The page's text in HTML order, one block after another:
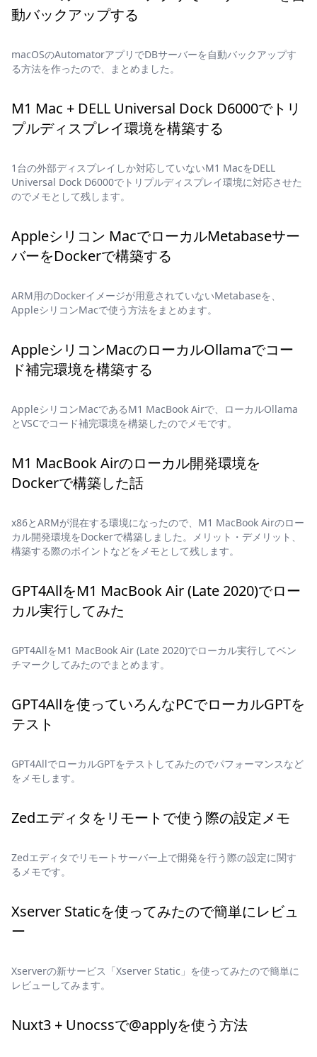
動バックアップする
macOSのAutomatorアプリでDBサーバーを自動バックアップす
る方法を作ったので、まとめました。
M1 Mac + DELL Universal Dock D6000でトリ
プルディスプレイ環境を構築する
1台の外部ディスプレイしか対応していないM1 MacをDELL
Universal Dock D6000でトリプルディスプレイ環境に対応させた
のでメモとして残します。
Appleシリコン MacでローカルMetabaseサー
バーをDockerで構築する
ARM用のDockerイメージが用意されていないMetabaseを、
AppleシリコンMacで使う方法をまとめます。
AppleシリコンMacのローカルOllamaでコー
ド補完環境を構築する
AppleシリコンMacであるM1 MacBook Airで、ローカルOllama
とVSCでコード補完環境を構築したのでメモです。
M1 MacBook Airのローカル開発環境を
Dockerで構築した話
x86とARMが混在する環境になったので、M1 MacBook Airのロー
カル開発環境をDockerで構築しました。メリット・デメリット、
構築する際のポイントなどをメモとして残します。
GPT4AllをM1 MacBook Air (Late 2020)でロー
カル実行してみた
GPT4AllをM1 MacBook Air (Late 2020)でローカル実行してベン
チマークしてみたのでまとめます。
GPT4Allを使っていろんなPCでローカルGPTを
テスト
GPT4AllでローカルGPTをテストしてみたのでパフォーマンスなど
をメモします。
Zedエディタをリモートで使う際の設定メモ
Zedエディタでリモートサーバー上で開発を行う際の設定に関す
るメモです。
Xserver Staticを使ってみたので簡単にレビュ
ー
Xserverの新サービス「Xserver Static」を使ってみたので簡単に
レビューしてみます。
Nuxt3 + Unocssで@applyを使う方法